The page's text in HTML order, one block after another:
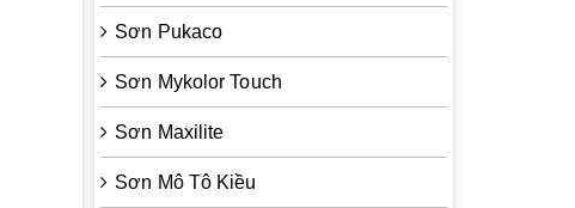
Sơn Pukaco
Sơn Mykolor Touch
Sơn Maxilite
Sơn Mô Tô Kiều